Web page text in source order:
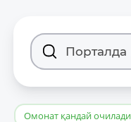
Омонат қандай